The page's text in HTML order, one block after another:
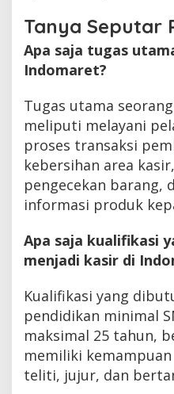
Tanya Seputar
Apa saja tugas
Indomaret?
Tugas utama
meliputi melayani
proses transaksi
kebersihan area
pengecekan barang,
informasi produk
Apa saja kualifikasi
menjadi kasir di
Kualifikasi yang
pendidikan minimal
maksimal 25 tahun,
memiliki
teliti, jujur, dan